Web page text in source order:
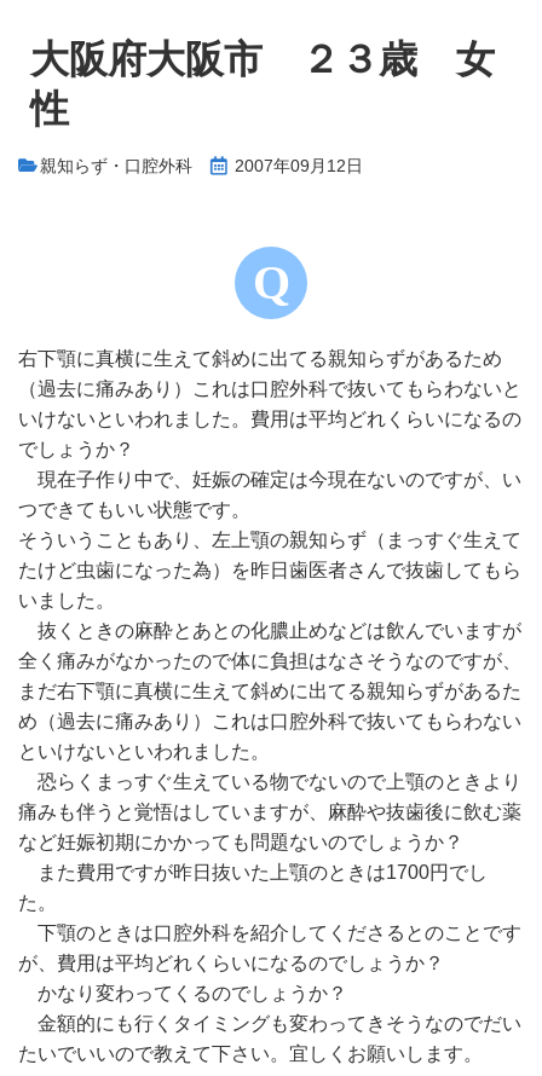
大阪府大阪市 ２３歳 女
性
親知らず・口腔外科 2007年09月12日
右下顎に真横に生えて斜めに出てる親知らずがあるため
（過去に痛みあり）これは口腔外科で抜いてもらわないと
いけないといわれました。費用は平均どれくらいになるの
でしょうか？
現在子作り中で、妊娠の確定は今現在ないのですが、い
つできてもいい状態です。
そういうこともあり、左上顎の親知らず（まっすぐ生えて
たけど虫歯になった為）を昨日歯医者さんで抜歯してもら
いました。
抜くときの麻酔とあとの化膿止めなどは飲んでいますが
全く痛みがなかったので体に負担はなさそうなのですが、
まだ右下顎に真横に生えて斜めに出てる親知らずがあるた
め（過去に痛みあり）これは口腔外科で抜いてもらわない
といけないといわれました。
恐らくまっすぐ生えている物でないので上顎のときより
痛みも伴うと覚悟はしていますが、麻酔や抜歯後に飲む薬
など妊娠初期にかかっても問題ないのでしょうか？
また費用ですが昨日抜いた上顎のときは1700円でし
た。
下顎のときは口腔外科を紹介してくださるとのことです
が、費用は平均どれくらいになるのでしょうか？
かなり変わってくるのでしょうか？
金額的にも行くタイミングも変わってきそうなのでだい
たいでいいので教えて下さい。宜しくお願いします。